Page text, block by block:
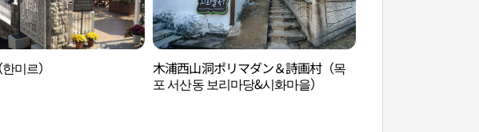
미르）
木浦西山洞ポリマダン＆詩画村（목
포 서산동 보리마당&시화마을）